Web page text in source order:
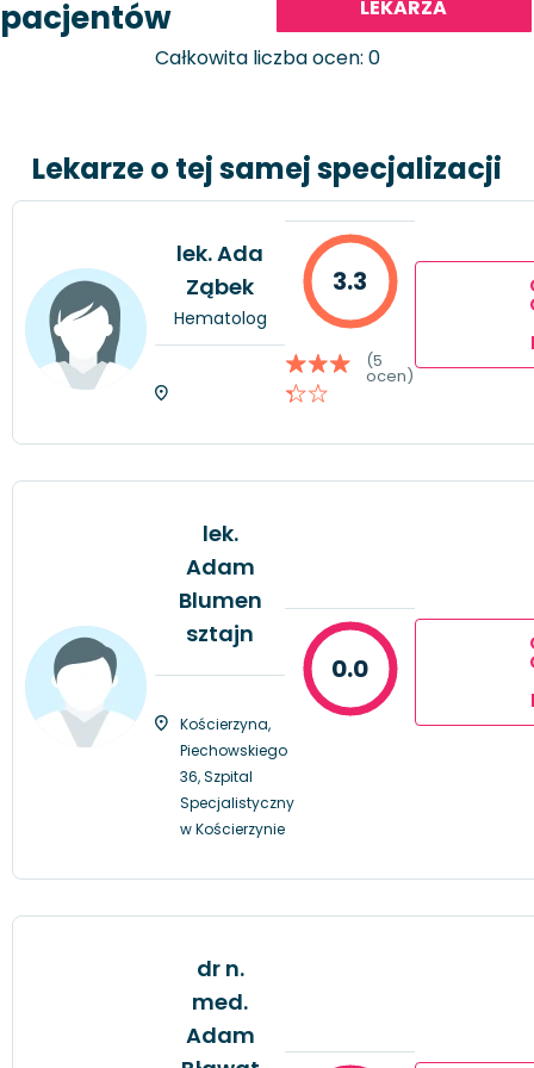
pacjentów
LEKARZA
Całkowita liczba ocen: 0
Lekarze o tej samej specjalizacji
lek. Ada
Ząbek
Hematolog
3.3
(5
ocen)
lek.
Adam
Blumen
sztajn
Kościerzyna,
Piechowskiego
36, Szpital
Specjalistyczny
w Kościerzynie
0.0
dr n.
med.
Adam